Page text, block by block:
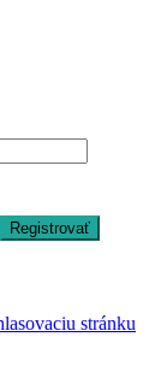
Registrovať
stránku